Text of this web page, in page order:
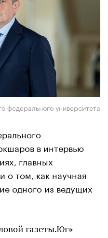
федерального университета
в интервью
главных
о том, как научная
одного из ведущих
газеты.Юг»